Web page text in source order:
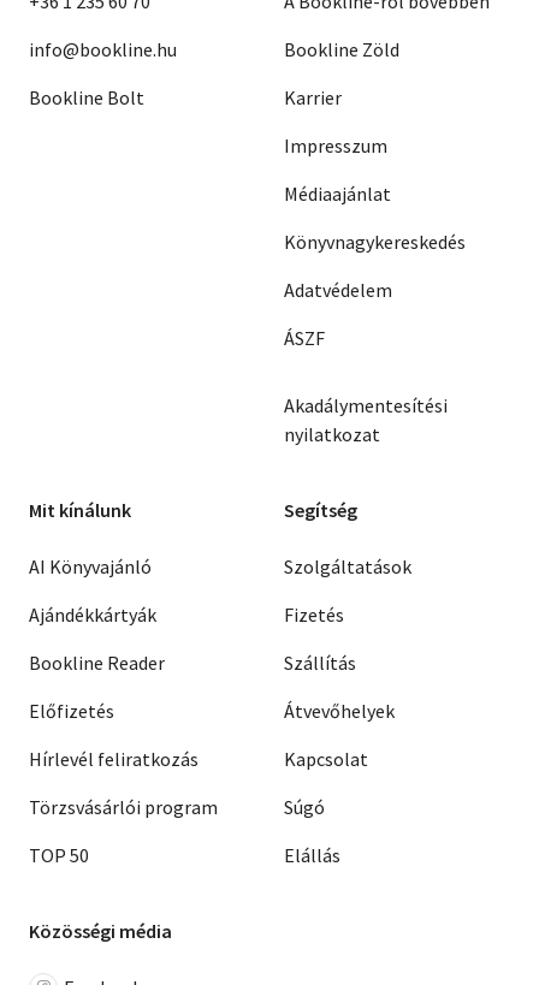
info@bookline.hu
Bookline Bolt
Bookline Zöld
Karrier
Impresszum
Médiaajánlat
Könyvnagykereskedés
Adatvédelem
ÁSZF
Akadálymentesítési
nyilatkozat
Mit kínálunk
AI Könyvajánló
Ajándékkártyák
Bookline Reader
Előfizetés
Hírlevél feliratkozás
Törzsvásárlói program
TOP 50
Segítség
Szolgáltatások
Fizetés
Szállítás
Átvevőhelyek
Kapcsolat
Súgó
Elállás
Közösségi média